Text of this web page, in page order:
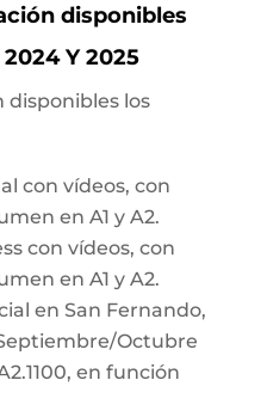
disponibles
2024 Y 2025
disponibles los
con vídeos, con
en A1 y A2.
con vídeos, con
en A1 y A2.
en San Fernando,
Octubre
en función